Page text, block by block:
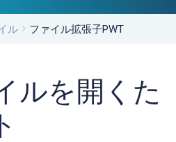
ル ファイル拡張子PWT
ルを開くた